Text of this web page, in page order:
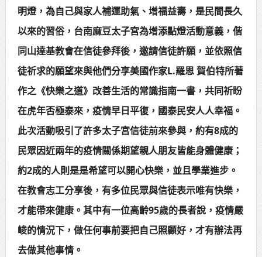
邁組閣
賴總統肯定「金唐獎」得獎者及入
圍者 允諾完善支持體系
明燈，為自己與家人補運助氣、增福益壽，是民間長久
以來的習俗，台南麻豆太子宮為增添點燈活動意義，偕
同山達基教會在信徒參拜後，邀請信徒許願，並依照信
徒祈求的願望來與他們分享美國作家L.羅恩 賀伯特所著
作之《快樂之道》改善生活的常識指南一書，共同祈盼
在虎年否極泰來，疫情早日平復，國泰民安人人幸福。
此次活動吸引了許多太子宮信徒前來參與，約有8成的
民眾因近兩年的疫情關係期望親人朋友皆能身體健康；
約2成的人則是是希望可以開心快樂，並且學業進步。
在教會志工分享後，有多位民眾與信徒表示唯有快樂，
才能帶來健康。其中有一位高齡95歲的長者說，疫情嚴
峻的情況下，做任何事前要把自己照顧好，才有辦法再
去做其他事情。